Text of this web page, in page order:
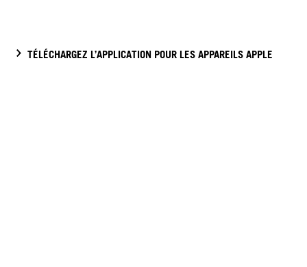
TÉLÉCHARGEZ L’APPLICATION POUR LES APPAREILS APPLE